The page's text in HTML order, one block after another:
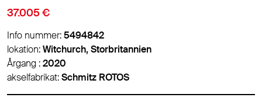
37.005 €
Info nummer:5494842
lokation:Witchurch, Storbritannien
Årgang :2020
akselfabrikat:Schmitz ROTOS